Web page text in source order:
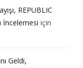
REPUBLIC
İncelemesi için
Geldi,